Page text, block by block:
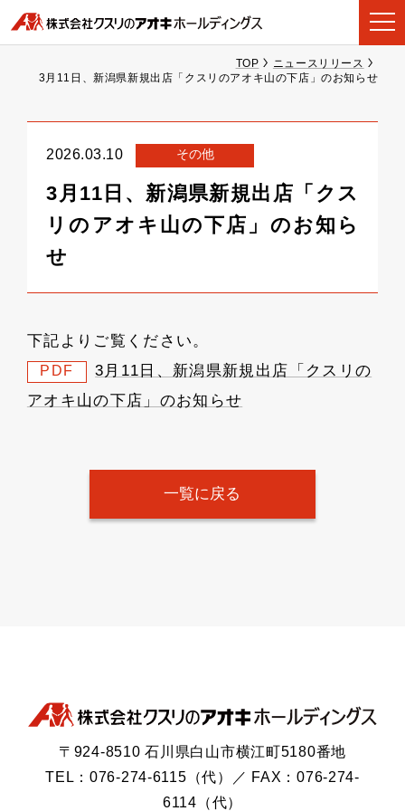
TOP
ニュースリリース
3月11日、新潟県新規出店「クスリのアオキ山の下店」のお知らせ
2026.03.10 その他
3月11日、新潟県新規出店「クス
リのアオキ山の下店」のお知ら
せ
下記よりご覧ください。
PDF
3月11日、新潟県新規出店「クスリの
アオキ山の下店」のお知らせ
一覧に戻る
〒924-8510 石川県白山市横江町5180番地
TEL：076-274-6115（代）／ FAX：076-274-
6114（代）